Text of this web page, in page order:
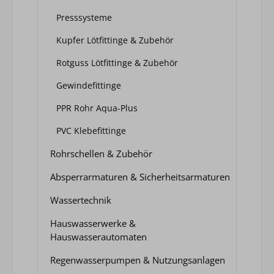
Presssysteme
Kupfer Lötfittinge & Zubehör
Rotguss Lötfittinge & Zubehör
Gewindefittinge
PPR Rohr Aqua-Plus
PVC Klebefittinge
Rohrschellen & Zubehör
Absperrarmaturen & Sicherheitsarmaturen
Wassertechnik
Hauswasserwerke &
Hauswasserautomaten
Regenwasserpumpen & Nutzungsanlagen